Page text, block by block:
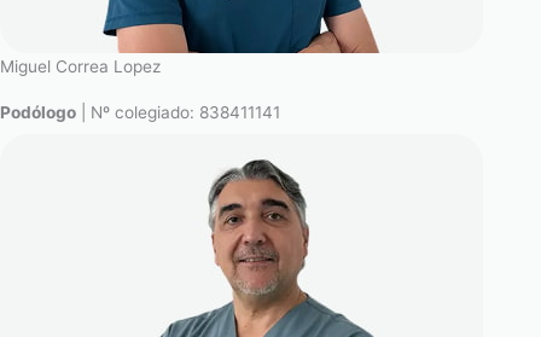
Miguel Correa Lopez
Podólogo | Nº colegiado: 838411141